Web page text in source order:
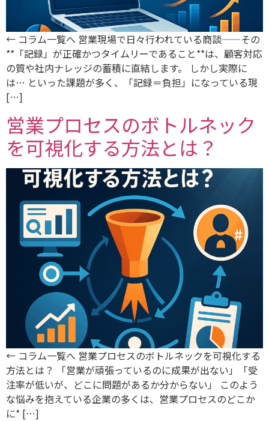
← コラム一覧へ 営業現場で日々行われている商談——その
**「記録」が正確かつタイムリーであること**は、顧客対応
の質や社内ナレッジの蓄積に直結します。 しかし実際に
は… といった課題が多く、「記録＝負担」になっている現
[…]
営業プロセスのボトルネック
を可視化する方法とは？
← コラム一覧へ 営業プロセスのボトルネックを可視化する
方法とは？ 「営業が頑張っているのに成果が出ない」「受
注率が低いが、どこに問題があるか分からない」 このよう
な悩みを抱えている企業の多くは、営業プロセスのどこか
に* […]